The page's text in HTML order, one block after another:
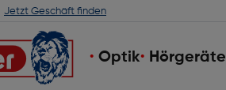
Jetzt Geschäft finden
Optik Hörgeräte